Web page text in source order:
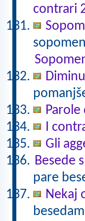
contrari
Parole
I
Gli
Besede
pare
Nekaj